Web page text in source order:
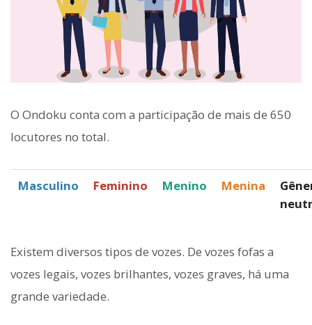
O Ondoku conta com a participação de mais de 650
locutores no total.
Masculino Feminino Menino Menina
Existem diversos tipos de vozes. De vozes fofas a
vozes legais, vozes brilhantes, vozes graves, há uma
grande variedade.